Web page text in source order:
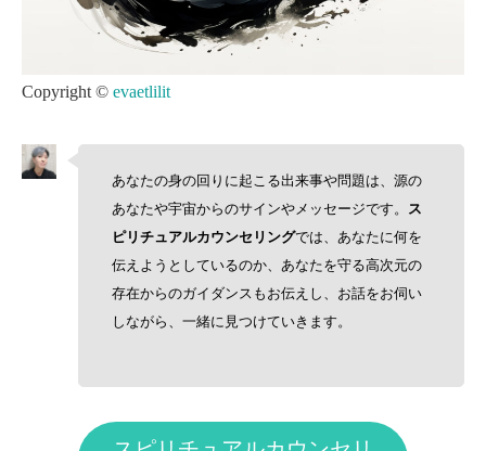
Copyright © evaetlilit
あなたの身の回りに起こる出来事や問題は、源の
あなたや宇宙からのサインやメッセージです。
ス
ピリチュアルカウンセリングでは、あなたに何を
伝えようとしているのか、あなたを守る高次元の
存在からのガイダンスもお伝えし、お話をお伺い
しながら、一緒に見つけていきます。